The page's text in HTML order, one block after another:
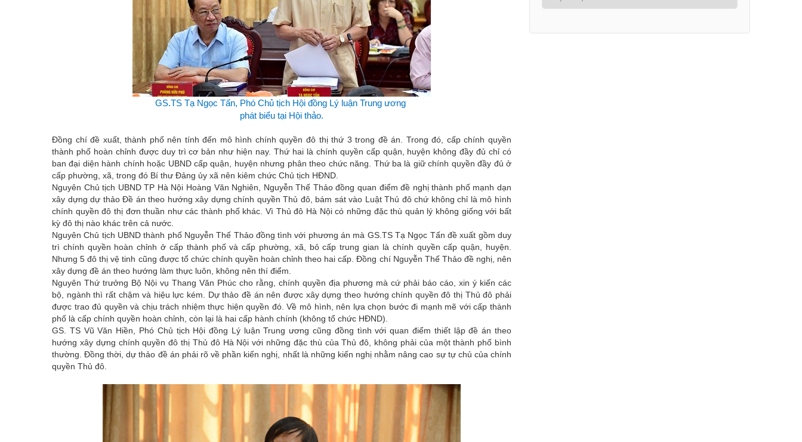
GS.TS Tạ Ngọc Tấn, Phó Chủ tịch Hội đồng Lý luận Trung ương
phát biểu tại Hội thảo.
Đồng chí đề xuất, thành phố nên tính đến mô hình chính quyền đô thị thứ 3 trong đề án. Trong đó, cấp chính quyền
thành phố hoàn chỉnh được duy trì cơ bản như hiện nay. Thứ hai là chính quyền cấp quận, huyện không đầy đủ chỉ có
ban đại diện hành chính hoặc UBND cấp quận, huyện nhưng phân theo chức năng. Thứ ba là giữ chính quyền đầy đủ ở
cấp phường, xã, trong đó Bí thư Đảng ủy xã nên kiêm chức Chủ tịch HĐND.
Nguyên Chủ tịch UBND TP Hà Nội Hoàng Văn Nghiên, Nguyễn Thế Thảo đồng quan điểm đề nghị thành phố mạnh dạn
xây dựng dự thảo Đề án theo hướng xây dựng chính quyền Thủ đô, bám sát vào Luật Thủ đô chứ không chỉ là mô hình
chính quyền đô thị đơn thuần như các thành phố khác. Vì Thủ đô Hà Nội có những đặc thù quản lý không giống với bất
kỳ đô thị nào khác trên cả nước.
Nguyên Chủ tịch UBND thành phố Nguyễn Thế Thảo đồng tình với phương án mà GS.TS Tạ Ngọc Tấn đề xuất gồm duy
trì chính quyền hoàn chỉnh ở cấp thành phố và cấp phường, xã, bỏ cấp trung gian là chính quyền cấp quận, huyện.
Nhưng 5 đô thị vệ tinh cũng được tổ chức chính quyền hoàn chỉnh theo hai cấp. Đồng chí Nguyễn Thế Thảo đề nghị, nên
xây dựng đề án theo hướng làm thực luôn, không nên thí điểm.
Nguyên Thứ trưởng Bộ Nội vụ Thang Văn Phúc cho rằng, chính quyền địa phương mà cứ phải báo cáo, xin ý kiến các
bộ, ngành thì rất chậm và hiệu lực kém. Dự thảo đề án nên được xây dựng theo hướng chính quyền đô thị Thủ đô phải
được trao đủ quyền và chịu trách nhiệm thực hiện quyền đó. Về mô hình, nên lựa chọn bước đi mạnh mẽ với cấp thành
phố là cấp chính quyền hoàn chỉnh, còn lại là hai cấp hành chính (không tổ chức HĐND).
GS. TS Vũ Văn Hiền, Phó Chủ tịch Hội đồng Lý luận Trung ương cũng đồng tình với quan điểm thiết lập đề án theo
hướng xây dựng chính quyền đô thị Thủ đô Hà Nội với những đặc thù của Thủ đô, không phải của một thành phố bình
thường. Đồng thời, dự thảo đề án phải rõ về phần kiến nghị, nhất là những kiến nghị nhằm nâng cao sự tự chủ của chính
quyền Thủ đô.